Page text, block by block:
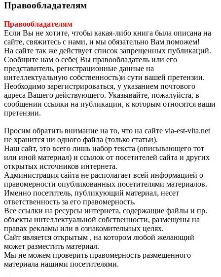
Правообладателям
Правообладателям
Если Вы не хотите, чтобы какая-либо книга была описана на
сайте, свяжитесь с нами, и мы обязательно Вам поможем!
На сайте так же действует список запрещенных публикаций.
Сообщите нам о себе( Вы правообладатель или его
представитель, регистрационные данные на
интеллектуальную собственность)и сути вашей претензии.
Необходимо зарегистрироваться, у указанием почтового
адреса Вашего действующего. Указывайте, пожалуйста, в
сообщении ссылки на публикации, к которым относятся ваши
претензии.
Просим обратить внимание на то, что на сайте via-est-vita.net
не хранится ни одного файла (только статьи).
Наш сайт, это всего лишь набор текста (описывающего тот
или иной материал) и ссылок от посетителей сайта и других
открытых источников интернета.
Администрация сайта не располагает всей информацией о
правомерности опубликованных посетителями материалов.
Именно посетитель, публикующий материал, несет
ответственность за его правомерность.
Все ссылки на ресурсы интернета, содержащие файлы и пр.
объекты интеллектуальной собственности, размещены на
правах рекламы или в ознакомительных целях.
Сайт является открытым , на котором любой желающий
может разместить материал.
Мы не можем проверить правомерность размещенного
материала нашими посетителями.